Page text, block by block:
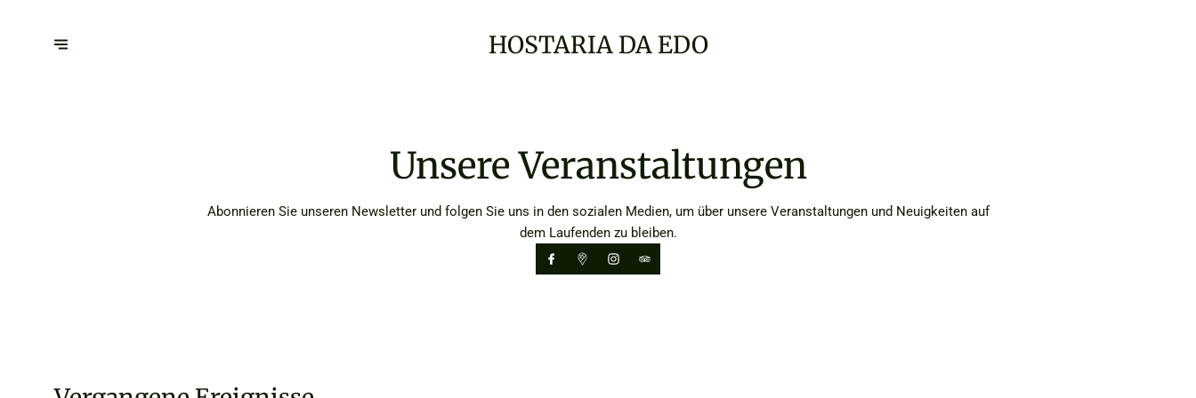
HOSTARIA DA EDO
Unsere Veranstaltungen
Abonnieren Sie unseren Newsletter und folgen Sie uns in den sozialen Medien, um über unsere Veranstaltungen und Neuigkeiten auf
dem Laufenden zu bleiben.